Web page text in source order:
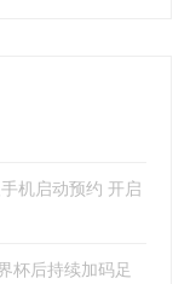
机启动预约 开启
杯后持续加码足